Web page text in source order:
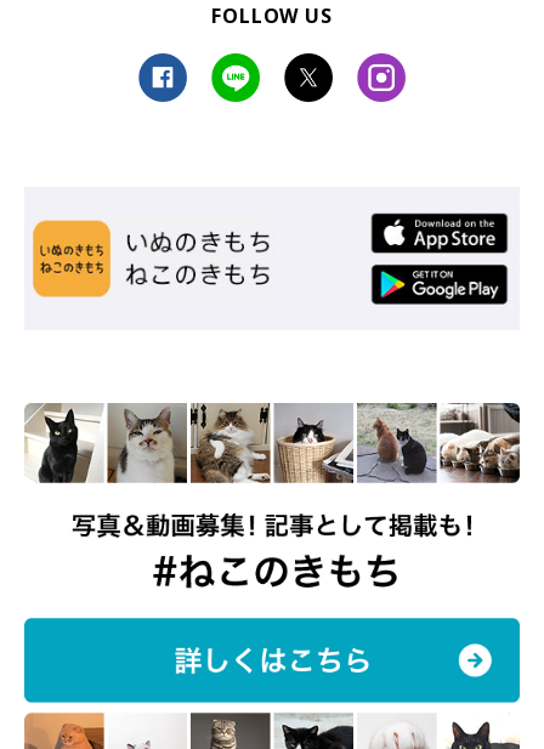
FOLLOW US